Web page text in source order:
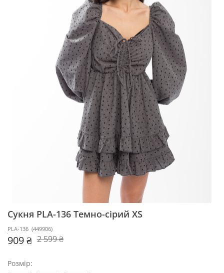
Сукня PLA-136 Темно-сірий XS
PLA-136 (449906)
909 ₴ 2 599 ₴
Розмір: